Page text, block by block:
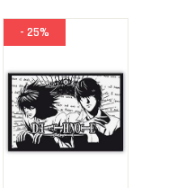
- 25%